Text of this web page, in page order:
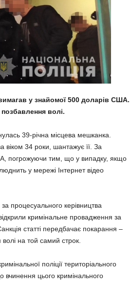
у знайомої 500 доларів США.
волі.
39-річна місцева мешканка.
34 роки, шантажує її. За
погрожуючи тим, що у випадку, якщо
у мережі Інтернет відео
за процесуального керівництва
кримінальне провадження за
статті передбачає покарання –
на той самий строк.
поліції територіального
вчинення цього кримінального